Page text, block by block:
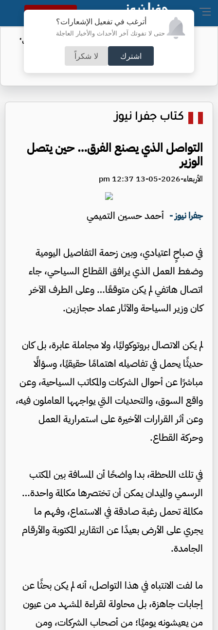
أترغب في تفعيل الإشعارات؟
حتى لا تفوتك آخر الأحداث والأخبار العاجلة
اشترك لا شكراً
النسخة الكاملة
الأمن السيبراني يحذر من رسائل "واتساب"
كتاب جفرا نيوز
التواصل الذي يصنع الفرق… حين يتصل
الوزير
الأربعاء-2026-05-13 12:37 pm
جفرا نيوز - أحمد حسين التميمي
في صباحٍ اعتيادي، وبين زحمة التفاصيل اليومية
وضغط العمل الذي يرافق القطاع السياحي، جاء
اتصال هاتفي لم يكن متوقعًا… وعلى الطرف الآخر
كان وزير السياحة والآثار عماد حجازين.
لم يكن الاتصال بروتوكوليًا، ولا مجاملة عابرة، بل كان
حديثًا يحمل في تفاصيله اهتمامًا حقيقيًا، وسؤالًا
مباشرًا عن أحوال الشركات والمكاتب السياحية، وعن
واقع السوق، والتحديات التي يواجهها العاملون فيه،
وعن أثر القرارات الأخيرة على استمرارية العمل
وحركة القطاع.
في تلك اللحظة، بدا واضحًا أن المسافة بين المكتب
الرسمي والميدان يمكن أن تختصرها مكالمة واحدة…
مكالمة تحمل رغبة صادقة في الاستماع، وفهم ما
يجري على الأرض بعيدًا عن التقارير المكتوبة والأرقام
الجامدة.
ما لفت الانتباه في هذا التواصل، أنه لم يكن بحثًا عن
إجابات جاهزة، بل محاولة لقراءة المشهد من عيون
من يعيشونه يوميًا؛ من أصحاب الشركات، ومن